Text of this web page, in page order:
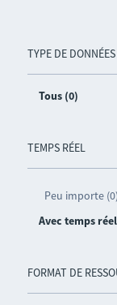
TYPE DE DONNÉES
Tous (0)
TEMPS RÉEL
Peu importe (0)
Avec temps
FORMAT DE